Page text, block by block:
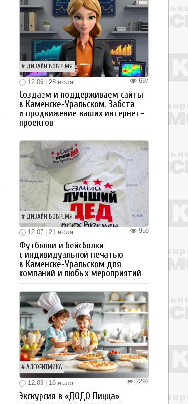
ДИЗАЙН ВОВРЕМЯ
697
12:06 | 28 июля
Создаем и поддерживаем сайты
в Каменске-Уральском. Забота
и продвижение ваших интернет-
проектов
ДИЗАЙН ВОВРЕМЯ
958
12:07 | 21 июля
Футболки и бейсболки
с индивидуальной печатью
в Каменске-Уральском для
компаний и любых мероприятий
АЛГОРИТМИКА
2292
12:05 | 16 июля
Экскурсия в «ДОДО Пицца»